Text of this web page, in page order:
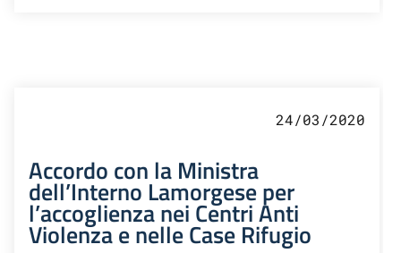
24/03/2020
Accordo con la Ministra
dell’Interno Lamorgese per
l’accoglienza nei Centri Anti
Violenza e nelle Case Rifugio